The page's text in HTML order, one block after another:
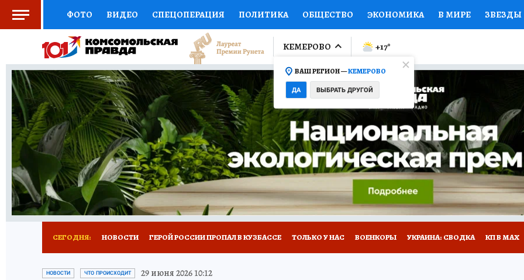
ФОТО ВИДЕО СПЕЦОПЕРАЦИЯ ПОЛИТИКА ОБЩЕСТВО ЭКОНОМИКА В МИРЕ ЗВЕЗДЫ
СОЦПОДДЕРЖКА НАУКА СПОРТ КОЛУМНИСТЫ ПРОИСШЕСТВИЯ
ВЫБОР ЭКСПЕРТОВ ДОКТОР ФИНАНСЫ ОТКРЫВАЕМ МИР Я ЗНАЮ СЕМЬЯ ЖЕНСКИЕ
КНИЖНАЯ ПОЛКА ПРОГНОЗЫ НА СПОРТ ПРОМОКОДЫ СЕРИАЛЫ СПЕЦПРОЕКТЫ
ПРЕСС-ЦЕНТР НЕДВИЖИМОСТЬ ТЕЛЕВИЗОР КОНКУРСЫ РАБОТА У НАС ГИД ПОТРЕБИТЕЛЯ
РЕКЛАМА ТЕСТЫ НОВОЕ НА САЙТЕ
КЕМЕРОВО
ВАШ РЕГИОН —КЕМЕРОВО
ДА ВЫБРАТЬ ДРУГОЙ
+17°
СЕГОДНЯ: НОВОСТИ ГЕРОЙ РОССИИ ПРОПАЛ В КУЗБАССЕ ТОЛЬКО У НАС ВОЕНКОРЫ УКРАИНА: СВОДКА КП В МАХ
ЗАПОВЕДНАЯ РОССИЯ ПРОИСШЕСТВИЯ
НОВОСТИ ЧТО ПРОИСХОДИТ 29 июня 2026 10:12